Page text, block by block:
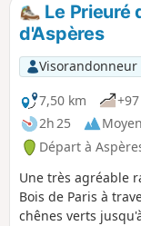
Le Prieuré
d'Aspères
Visorandonneur
7,50 km
2h 25
Départ à
Une très agréable
Bois de Paris à
chênes verts